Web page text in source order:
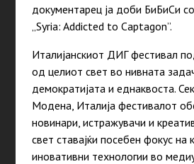
документарец ја доби БиБиСи
„Syria: Addicted to Captagon”.
Италијанскиот ДИГ фестивал
од целиот свет во нивната
демократијата и еднаквоста.
Модена, Италија фестивалот
новинари, истражувачи и
свет ставајќи посебен фокус на
иновативни технологии во